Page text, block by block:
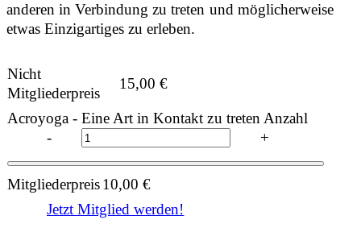
anderen in Verbindung zu treten und möglicherweise
etwas Einzigartiges zu erleben.
Nicht
Mitgliederpreis
15,00€
Acroyoga - Eine Art in Kontakt zu treten Anzahl
-
+
Mitgliederpreis10,00€
Jetzt Mitglied werden!